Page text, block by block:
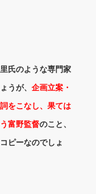
氏のような専門家
うが、 企画立案・
をこなし、果ては
富野監督のこと、
ピーなのでしょ